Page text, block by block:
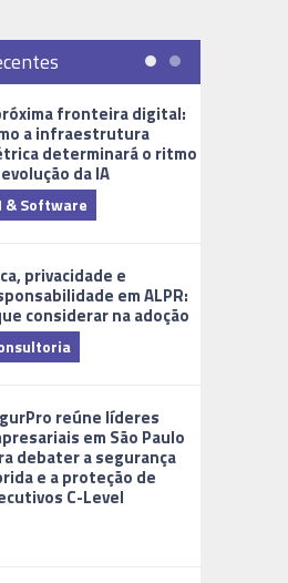
fronteira digital:
a infraestrutura
determinará o ritmo
da IA
& Software
privacidade e
em ALPR:
considerar na adoção
reúne líderes
em São Paulo
debater a segurança
e a proteção de
C-Level